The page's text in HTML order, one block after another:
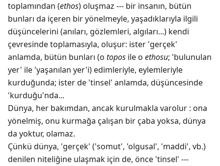
toplamından (ethos) oluşmaz --- bir insanın, bütün
bunları da içeren bir yönelmeyle, yaşadıklarıyla ilgili
düşüncelerini (anıları, gözlemleri, algıları...) kendi
çevresinde toplamasıyla, oluşur: ister 'gerçek'
anlamda, bütün bunları (o topos ile o ethosu; 'bulunulan
yer' ile 'yaşanılan yer'i) edimleriyle, eylemleriyle
kurduğunda; ister de 'tinsel' anlamda, düşüncesinde
'kurduğu'nda...
Dünya, her bakımdan, ancak kurulmakla varolur : ona
yönelmiş, onu kurmağa çalışan bir çaba yoksa, dünya
da yoktur, olamaz.
Çünkü dünya, 'gerçek' ('somut', 'olgusal', 'maddi', vb.)
denilen niteliğine ulaşmak için de, önce 'tinsel' ---